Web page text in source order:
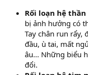
Rối loạn hệ
bị ảnh hưởng có
Tay chân run rẩy,
đầu, ù tai, mất
âu... Những biểu
đổi.